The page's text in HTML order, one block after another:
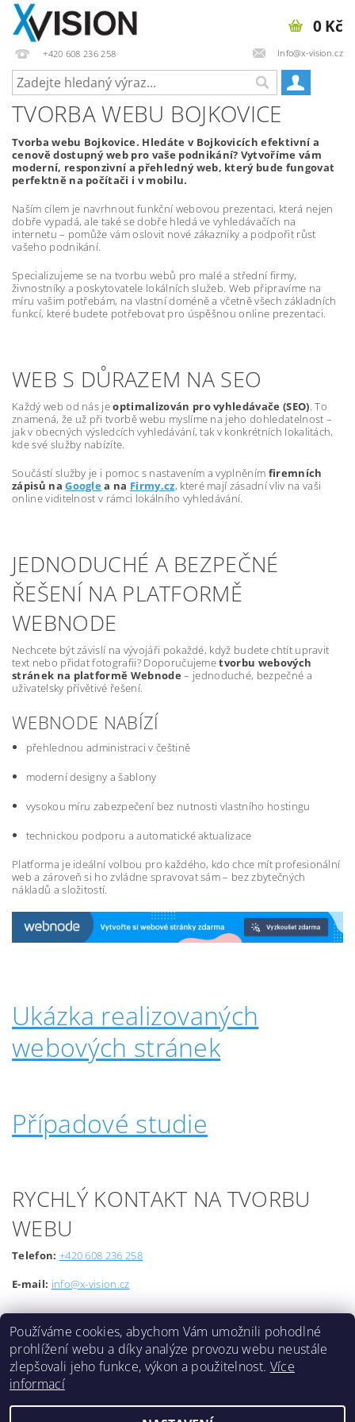
+420 608 236 258 Info@x-vision.cz
0 Kč
TVORBA WEBU BOJKOVICE
Tvorba webu Bojkovice. Hledáte v Bojkovicích efektivní a
cenově dostupný web pro vaše podnikání? Vytvoříme vám
moderní, responzivní a přehledný web, který bude fungovat
perfektně na počítači i v mobilu.
Naším cílem je navrhnout funkční webovou prezentaci, která nejen
dobře vypadá, ale také se dobře hledá ve vyhledávačích na
internetu – pomůže vám oslovit nové zákazníky a podpořit růst
vašeho podnikání.
Specializujeme se na tvorbu webů pro malé a střední firmy,
živnostníky a poskytovatele lokálních služeb. Web připravíme na
míru vašim potřebám, na vlastní doméně a včetně všech základních
funkcí, které budete potřebovat pro úspěšnou online prezentaci.
WEB S DŮRAZEM NA SEO
Každý web od nás jeoptimalizován pro vyhledávače (SEO). To
znamená, že už při tvorbě webu myslíme na jeho dohledatelnost –
jak v obecných výsledcích vyhledávání, tak v konkrétních lokalitách,
kde své služby nabízíte.
Součástí služby je i pomoc s nastavením a vyplněním firemních
zápisů naGooglea na Firmy.cz, které mají zásadní vliv na vaši
online viditelnost v rámci lokálního vyhledávání.
JEDNODUCHÉ A BEZPEČNÉ
ŘEŠENÍ NA PLATFORMĚ
WEBNODE
Nechcete být závislí na vývojáři pokaždé, když budete chtít upravit
text nebo přidat fotografii? Doporučujemetvorbu webových
stránek na platformě Webnode – jednoduché, bezpečné a
uživatelsky přívětivé řešení.
WEBNODE NABÍZÍ
přehlednou administraci v češtině
moderní designy a šablony
vysokou míru zabezpečení bez nutnosti vlastního hostingu
technickou podporu a automatické aktualizace
Platforma je ideální volbou pro každého, kdo chce mít profesionální
web a zároveň si ho zvládne spravovat sám – bez zbytečných
nákladů a složitostí.
Ukázka realizovaných
webových stránek
Případové studie
RYCHLÝ KONTAKT NA TVORBU
WEBU
Telefon: +420 608 236 258
E-mail: info@x-vision.cz
Používáme cookies, abychom Vám umožnili pohodlné
prohlížení webu a díky analýze provozu webu neustále
zlepšovali jeho funkce, výkon a použitelnost. Více
informací